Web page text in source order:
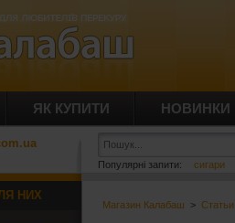
ЯК КУПИТИ НОВИНКИ
Популярні запити: сигари
Магазин Калабаш > Статьи
НИХ